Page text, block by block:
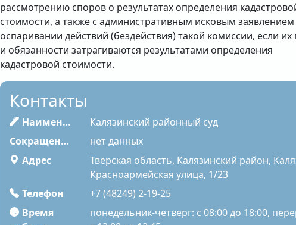
рассмотрению споров о результатах определения
стоимости, а также с административным исковым
оспаривании действий (бездействия) такой комиссии, если их
и обязанности затрагиваются результатами определения
кадастровой стоимости.
Контакты
Наименование
Калязинский районный суд
Сокращенное наименование
нет данных
Адрес
Тверская область, Калязинский район,
Красноармейская улица, 1/23
Телефон
+7 (48249) 2-19-25
Время
понедельник-четверг: с 08:00 до 18:00,